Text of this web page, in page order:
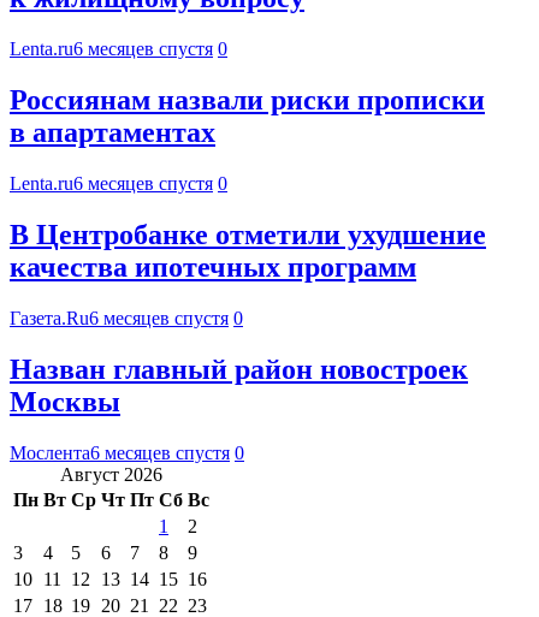
Lenta.ru6 месяцев спустя 0
Россиянам назвали риски прописки
в апартаментах
Lenta.ru6 месяцев спустя 0
В Центробанке отметили ухудшение
качества ипотечных программ
Газета.Ru6 месяцев спустя 0
Назван главный район новостроек
Москвы
Мослента6 месяцев спустя 0
Август 2026
Пн Вт Ср Чт Пт Сб Вс
1
2
3
4 5 6 7 8
9
10 11 12 13 14 15 16
17 18 19 20 21 22 23